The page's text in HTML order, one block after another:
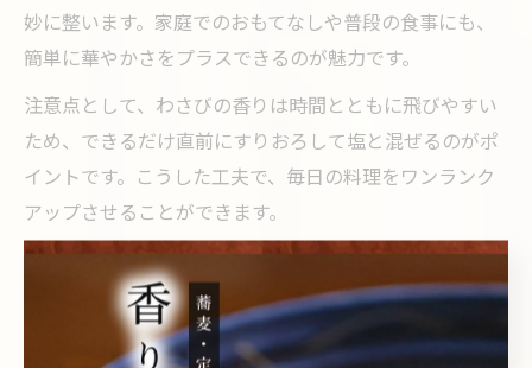
妙に整います。家庭でのおもてなしや普段の食事にも、
簡単に華やかさをプラスできるのが魅力です。
注意点として、わさびの香りは時間とともに飛びやすい
ため、できるだけ直前にすりおろして塩と混ぜるのがポ
イントです。こうした工夫で、毎日の料理をワンランク
アップさせることができます。
手軽にできるワサビ塩の混ぜ方と活用